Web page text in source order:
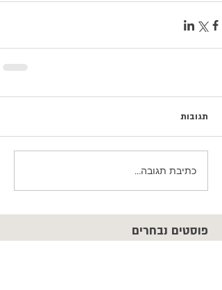
תגובות
כתיבת תגובה...
פוסטים נבחרים